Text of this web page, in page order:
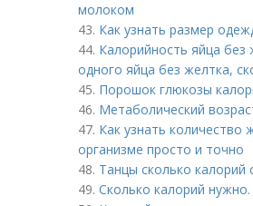
молоком
43. Как узнать размер
44. Калорийность яйца
одного яйца без желтка,
45. Порошок глюкозы
46. Метаболический
47. Как узнать количество
организме просто и точно
48. Танцы сколько калорий
49. Сколько калорий